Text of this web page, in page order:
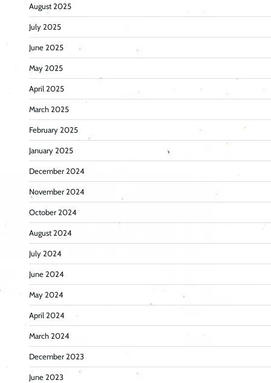
August 2025
July 2025
June 2025
May 2025
April 2025
March 2025
February 2025
January 2025
December 2024
November 2024
October 2024
August 2024
July 2024
June 2024
May 2024
April 2024
March 2024
December 2023
June 2023